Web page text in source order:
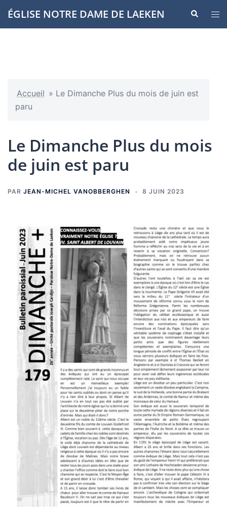
Aller
auÉGLISE NOTRE DAME DE LAEKEN
le
Accueil » Le Dimanche Plus du mois de juin est
paru
Le Dimanche Plus du mois
de juin est paru
PAR JEAN-MICHEL VANOBBERGHEN 8 JUIN 2023